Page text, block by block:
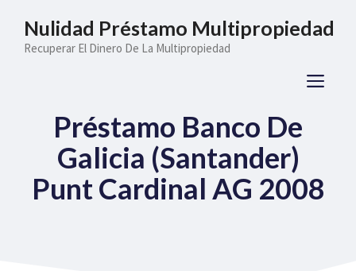
contenido
Nulidad Préstamo Multipropiedad
Recuperar El Dinero De La Multipropiedad
Préstamo Banco De
Galicia (Santander)
Punt Cardinal AG 2008